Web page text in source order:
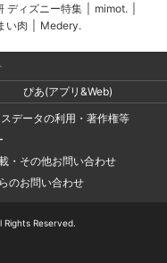
ディズニー特集 mimot.
い肉 Medery.
ぴあ(アプリ&Web)
データの利用・著作権等
・その他お問い合わせ
のお問い合わせ
Reserved.